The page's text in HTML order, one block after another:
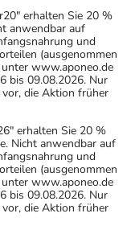
erhalten Sie 20 %
anwendbar auf
und
(ausgenommen
www.aponeo.de
bis 09.08.2026. Nur
die Aktion früher
erhalten Sie 20 %
Nicht anwendbar auf
und
(ausgenommen
www.aponeo.de
bis 09.08.2026. Nur
die Aktion früher